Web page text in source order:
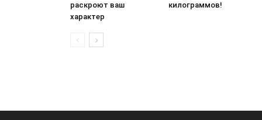
раскроют ваш
характер
килограммов!